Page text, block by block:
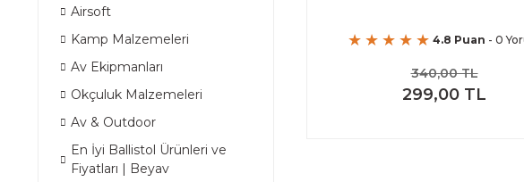
Airsoft
Kamp Malzemeleri
Av Ekipmanları
Okçuluk Malzemeleri
Av & Outdoor
En İyi Ballistol Ürünleri ve
Fiyatları | Beyav
4.8 Puan - 0
340,00 TL
299,00 TL